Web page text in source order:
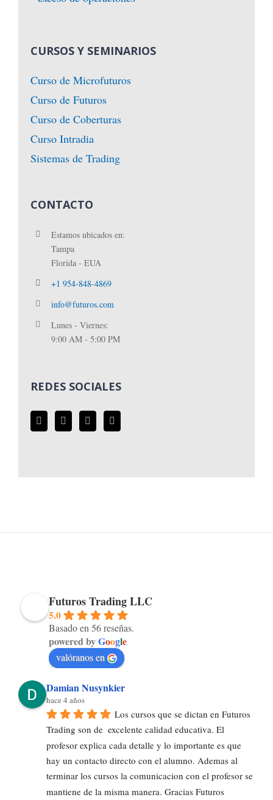
CURSOS Y SEMINARIOS
Curso de Microfuturos
Curso de Futuros
Curso de Coberturas
Curso Intradia
Sistemas de Trading
CONTACTO
Estamos ubicados en:
Tampa
Florida - EUA
+1 954-848-4869
info@futuros.com
Lunes - Viernes:
9:00 AM - 5:00 PM
REDES SOCIALES
Futuros Trading LLC
5.0
Basado en 56 reseñas.
powered byGoogle
valóranos en
Damian Nusynkier
hace 4 años
Los cursos que se dictan en Futuros
Trading son de  excelente calidad educativa. El
profesor explica cada detalle y lo importante es que
hay un contacto directo con el alumno. Ademas al
terminar los cursos la comunicacion con el profesor se
mantiene de la misma manera. Gracias Futuros